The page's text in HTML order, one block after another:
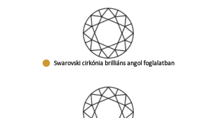
Swarovski cirkónia brilliáns angol foglalatban